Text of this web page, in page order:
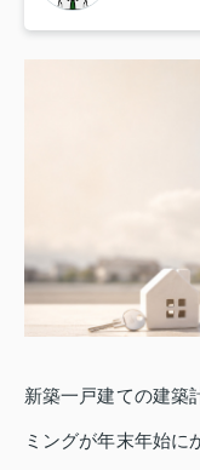
新築一戸建ての建築
ミングが年末年始に